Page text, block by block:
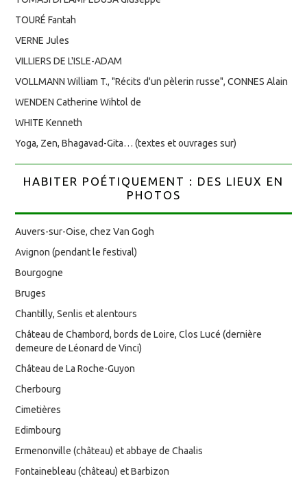
TOURÉ Fantah
VERNE Jules
VILLIERS DE L'ISLE-ADAM
VOLLMANN William T., "Récits d'un pèlerin russe", CONNES Alain
WENDEN Catherine Wihtol de
WHITE Kenneth
Yoga, Zen, Bhagavad-Gita… (textes et ouvrages sur)
HABITER POÉTIQUEMENT : DES LIEUX EN
PHOTOS
Auvers-sur-Oise, chez Van Gogh
Avignon (pendant le festival)
Bourgogne
Bruges
Chantilly, Senlis et alentours
Château de Chambord, bords de Loire, Clos Lucé (dernière
demeure de Léonard de Vinci)
Château de La Roche-Guyon
Cherbourg
Cimetières
Edimbourg
Ermenonville (château) et abbaye de Chaalis
Fontainebleau (château) et Barbizon